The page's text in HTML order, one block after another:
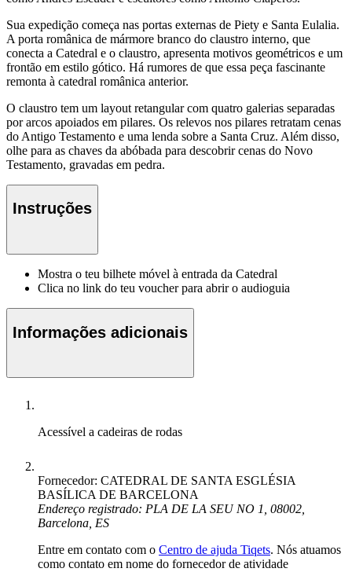
Sua expedição começa nas portas externas de Piety e Santa Eulalia.
A porta românica de mármore branco do claustro interno, que
conecta a Catedral e o claustro, apresenta motivos geométricos e um
frontão em estilo gótico. Há rumores de que essa peça fascinante
remonta à catedral românica anterior.
O claustro tem um layout retangular com quatro galerias separadas
por arcos apoiados em pilares. Os relevos nos pilares retratam cenas
do Antigo Testamento e uma lenda sobre a Santa Cruz. Além disso,
olhe para as chaves da abóbada para descobrir cenas do Novo
Testamento, gravadas em pedra.
Instruções
Mostra o teu bilhete móvel à entrada da Catedral
Clica no link do teu voucher para abrir o audioguia
Informações adicionais
Acessível a cadeiras de rodas
Fornecedor: CATEDRAL DE SANTA ESGLÉSIA
BASÍLICA DE BARCELONA
Endereço registrado: PLA DE LA SEU NO 1, 08002,
Barcelona, ES
Entre em contato com o Centro de ajuda Tiqets. Nós atuamos
como contato em nome do fornecedor de atividade